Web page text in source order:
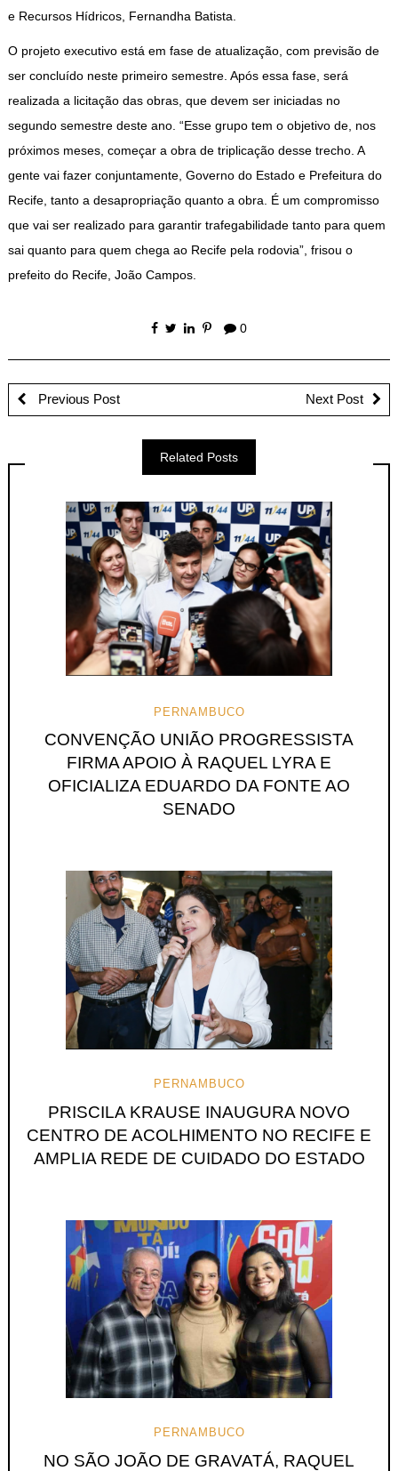
e Recursos Hídricos, Fernandha Batista.
O projeto executivo está em fase de atualização, com previsão de
ser concluído neste primeiro semestre. Após essa fase, será
realizada a licitação das obras, que devem ser iniciadas no
segundo semestre deste ano. “Esse grupo tem o objetivo de, nos
próximos meses, começar a obra de triplicação desse trecho. A
gente vai fazer conjuntamente, Governo do Estado e Prefeitura do
Recife, tanto a desapropriação quanto a obra. É um compromisso
que vai ser realizado para garantir trafegabilidade tanto para quem
sai quanto para quem chega ao Recife pela rodovia”, frisou o
prefeito do Recife, João Campos.
0
Previous Post Next Post
Related Posts
PERNAMBUCO
CONVENÇÃO UNIÃO PROGRESSISTA
FIRMA APOIO À RAQUEL LYRA E
OFICIALIZA EDUARDO DA FONTE AO
SENADO
PERNAMBUCO
PRISCILA KRAUSE INAUGURA NOVO
CENTRO DE ACOLHIMENTO NO RECIFE E
AMPLIA REDE DE CUIDADO DO ESTADO
PERNAMBUCO
NO SÃO JOÃO DE GRAVATÁ, RAQUEL